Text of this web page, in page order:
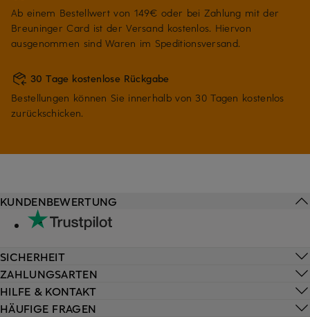
Ab einem Bestellwert von 149€ oder bei Zahlung mit der
Breuninger Card ist der Versand kostenlos. Hiervon
ausgenommen sind Waren im Speditionsversand.
30 Tage kostenlose Rückgabe
Bestellungen können Sie innerhalb von 30 Tagen kostenlos
zurückschicken.
HILFE & KONTAKT
HÄUFIGE FRAGEN
KUNDENBEWERTUNG
SICHERHEIT
ZAHLUNGSARTEN